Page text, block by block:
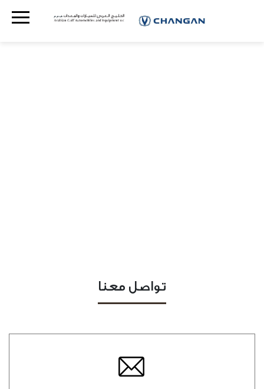
تواصل معنا